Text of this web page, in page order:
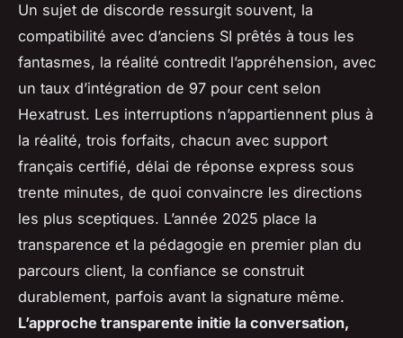
Un sujet de discorde ressurgit souvent, la
compatibilité avec d’anciens SI prêtés à tous les
fantasmes, la réalité contredit l’appréhension, avec
un taux d’intégration de 97 pour cent selon
Hexatrust. Les interruptions n’appartiennent plus à
la réalité, trois forfaits, chacun avec support
français certifié, délai de réponse express sous
trente minutes, de quoi convaincre les directions
les plus sceptiques. L’année 2025 place la
transparence et la pédagogie en premier plan du
parcours client, la confiance se construit
durablement, parfois avant la signature même.
L’approche transparente initie la conversation,